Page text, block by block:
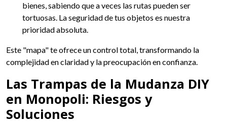
bienes, sabiendo que a veces las rutas pueden ser
tortuosas. La seguridad de tus objetos es nuestra
prioridad absoluta.
Este "mapa" te ofrece un control total, transformando la
complejidad en claridad y la preocupación en confianza.
Las Trampas de la Mudanza DIY
en Monopoli: Riesgos y
Soluciones